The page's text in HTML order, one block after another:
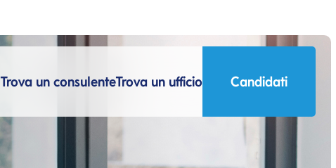
Trova un consulenteTrova un ufficio
Candidati